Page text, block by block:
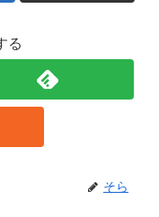
る
そら